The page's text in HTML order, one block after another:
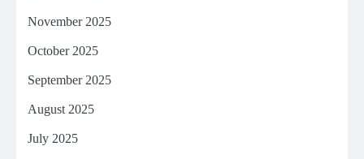
November 2025
October 2025
September 2025
August 2025
July 2025